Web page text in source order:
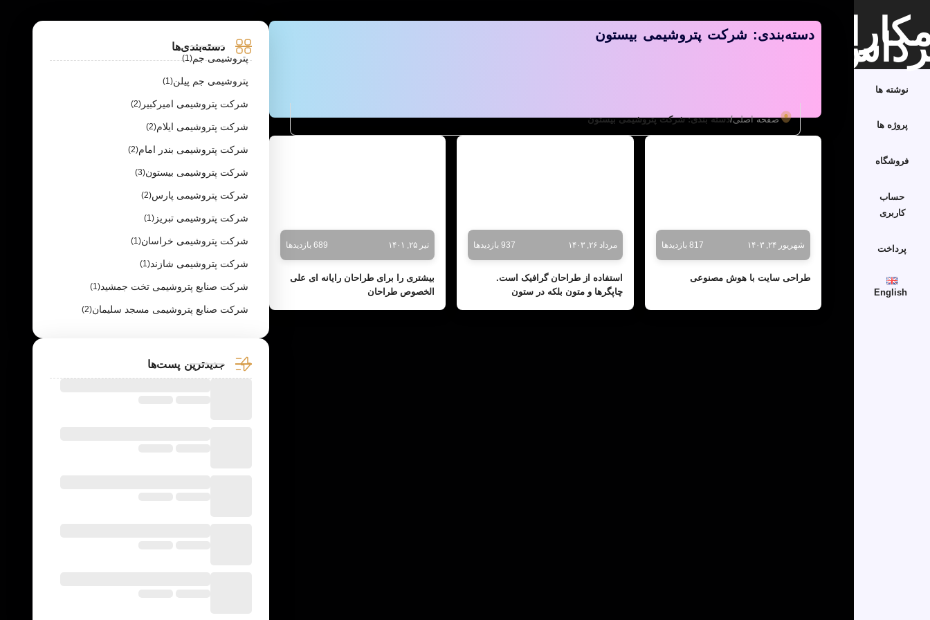
نوشته ها
پروژه ها
فروشگاه
حساب
کاربری
پرداخت
English
دسته‌بندی: شرکت پتروشیمی بیستون
صفحه اصلی/دسته بندی: شرکت پتروشیمی بیستون
شهریور ۲۴, ۱۴۰۳ 817 بازدیدها
طراحی سایت با هوش مصنوعی
مرداد ۲۶, ۱۴۰۳ 937 بازدیدها
استفاده از طراحان گرافیک است.
چاپگرها و متون بلکه در ستون
تیر ۲۵, ۱۴۰۱ 689 بازدیدها
بیشتری را برای طراحان رایانه ای علی
الخصوص طراحان
دسته‌بندی‌ها
پتروشیمی جم(1)
پتروشیمی جم پیلن(1)
شرکت پتروشیمی امیرکبیر (2)
شرکت پتروشیمی ایلام(2)
شرکت پتروشیمی بندر امام(2)
شرکت پتروشیمی بیستون(3)
شرکت پتروشیمی پارس(2)
شرکت پتروشیمی تبریز (1)
شرکت پتروشیمی خراسان(1)
شرکت پتروشیمی شازند(1)
شرکت صنایع پتروشیمی تخت جمشید(1)
شرکت صنایع پتروشیمی مسجد سلیمان(2)
جدیدترین پست‌ها